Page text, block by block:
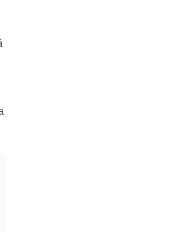
arbitragem, custos do
Entenda a bronca de
com o Campeonato